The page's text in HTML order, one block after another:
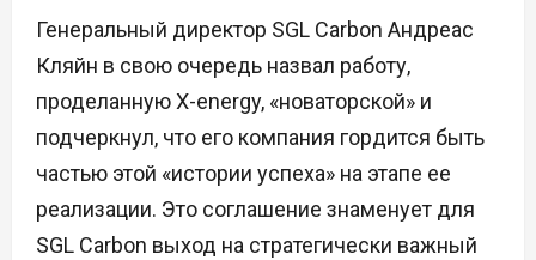
Генеральный директор SGL Carbon Андреас
Кляйн в свою очередь назвал работу,
проделанную X-energy, «новаторской» и
подчеркнул, что его компания гордится быть
частью этой «истории успеха» на этапе ее
реализации. Это соглашение знаменует для
SGL Carbon выход на стратегически важный